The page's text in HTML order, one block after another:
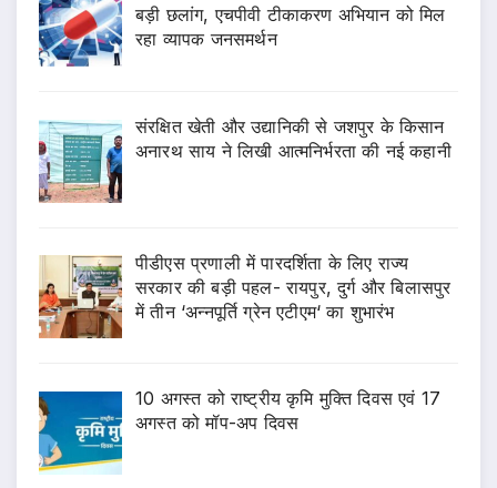
बड़ी छलांग, एचपीवी टीकाकरण अभियान को मिल
रहा व्यापक जनसमर्थन
संरक्षित खेती और उद्यानिकी से जशपुर के किसान
अनारथ साय ने लिखी आत्मनिर्भरता की नई कहानी
पीडीएस प्रणाली में पारदर्शिता के लिए राज्य
सरकार की बड़ी पहल- रायपुर, दुर्ग और बिलासपुर
में तीन ‘अन्नपूर्ति ग्रेन एटीएम‘ का शुभारंभ
10 अगस्त को राष्ट्रीय कृमि मुक्ति दिवस एवं 17
अगस्त को मॉप-अप दिवस